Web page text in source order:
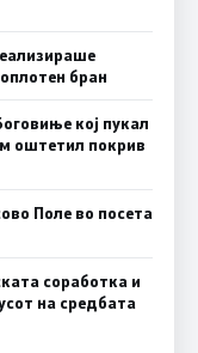
бран
кој пукал
оштетил покрив
Поле во посета
соработка и
на средбата